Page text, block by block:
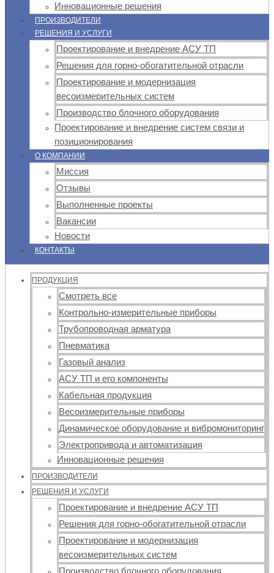
Инновационные решения
ПРОИЗВОДИТЕЛИ
РЕШЕНИЯ И УСЛУГИ
Проектирование и внедрение АСУ ТП
Решения для горно-обогатительной отрасли
Проектирование и модернизация
весоизмерительных систем
Производство блочного оборудования
Проектирование и внедрение систем связи и
позиционирования
О КОМПАНИИ
Миссия
Отзывы
Выполненные проекты
Вакансии
Новости
КОНТАКТЫ
ПРОДУКЦИЯ
Смотреть все
Контрольно-измерительные приборы
Трубопроводная арматура
Пневматика
Газовый анализ
АСУ ТП и его компоненты
Кабельная продукция
Весоизмерительные приборы
Динамическое оборудование и вибромониторинг
Электропривода и автоматизация
Инновационные решения
ПРОИЗВОДИТЕЛИ
РЕШЕНИЯ И УСЛУГИ
Проектирование и внедрение АСУ ТП
Решения для горно-обогатительной отрасли
Проектирование и модернизация
весоизмерительных систем
Производство блочного оборудования